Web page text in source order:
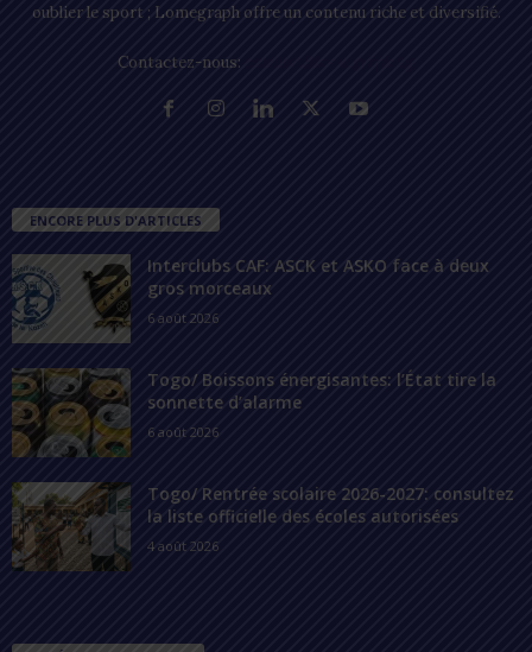
oublier le sport ; Lomegraph offre un contenu riche et diversifié.
Contactez-nous:
ENCORE PLUS D'ARTICLES
Interclubs CAF: ASCK et ASKO face à deux
gros morceaux
6 août 2026
Togo/ Boissons énergisantes: l’État tire la
sonnette d’alarme
6 août 2026
Togo/ Rentrée scolaire 2026-2027: consultez
la liste officielle des écoles autorisées
4 août 2026